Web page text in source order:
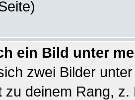
ein Bild unter
zwei Bilder
zu deinem Rang,